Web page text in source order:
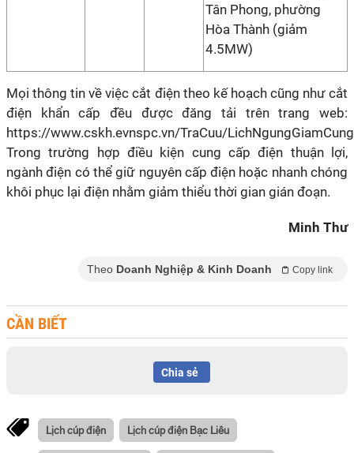
Tân Phong, phường
Hòa Thành (giảm
4.5MW)
Mọi thông tin về việc cắt điện theo kế hoạch cũng như cắt
điện khẩn cấp đều được đăng tải trên trang web:
https://www.cskh.evnspc.vn/TraCuu/
Trong trường hợp điều kiện cung cấp điện thuận lợi,
ngành điện có thể giữ nguyên cấp điện hoặc nhanh chóng
khôi phục lại điện nhằm giảm thiểu thời gian gián đoạn.
Minh Thư
Theo Doanh Nghiệp & Kinh Doanh Copy link
CẦN BIẾT
Chia sẻ
Lịch cúp điện Lịch cúp điện Bạc Liêu